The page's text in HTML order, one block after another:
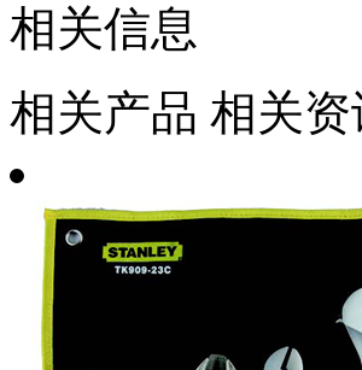
相关信息
相关产品 相关资